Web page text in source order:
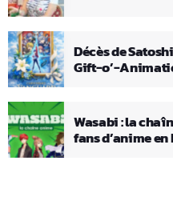
Décès de
Gift-o’-
Wasabi : la
fans d’anime en